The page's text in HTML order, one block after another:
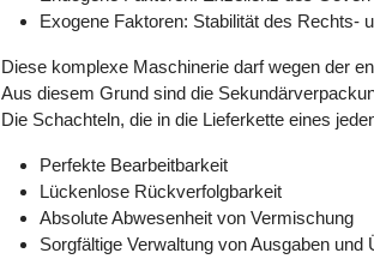
Exogene Faktoren: Stabilität des Rechts-
Diese komplexe Maschinerie darf wegen der
Aus diesem Grund sind die
Die Schachteln, die in die Lieferkette eines
Perfekte Bearbeitbarkeit
Lückenlose Rückverfolgbarkeit
Absolute Abwesenheit von Vermischung
Sorgfältige Verwaltung von Ausgaben und